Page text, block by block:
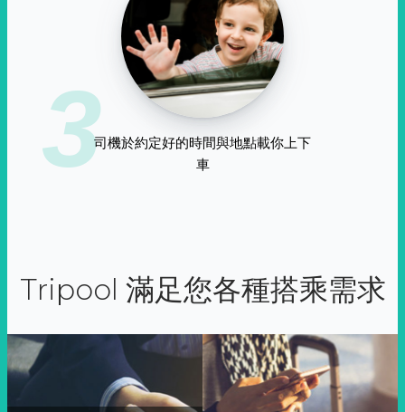
3司機於約定好的時間與地點載你上下
車
Tripool 滿足您各種搭乘需求